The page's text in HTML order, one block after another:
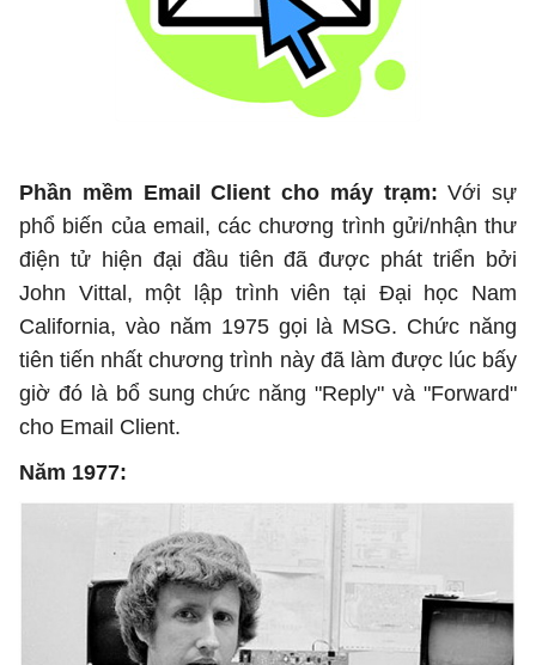
Phần mềm Email Client cho máy trạm:Với sự
phổ biến của email, các chương trình gửi/nhận thư
điện tử hiện đại đầu tiên đã được phát triển bởi
John Vittal, một lập trình viên tại Đại học Nam
California, vào năm 1975 gọi là MSG. Chức năng
tiên tiến nhất chương trình này đã làm được lúc bấy
giờ đó là bổ sung chức năng "Reply" và "Forward"
cho Email Client.
Năm 1977: